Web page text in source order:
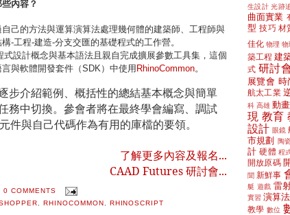
內容？
己的方法與運算演算法處理幾何體的建築師、工程師與
構-工程-建造-分支交匯的基礎程式的工作營。
式設計概念與基本語法且親自完成擴展參數工具集，這個
與軟體開發套件（SDK ）中使用 RhinoCommon。
步介紹範例、概括性的總結基本概念與簡單
務中切換。參會者將在最終學會編寫、調試
件與自己代碼作為有用的庫檔的要領。
了解更多內容及報名...
CAAD Futures 研討會...
0 COMMENTS
, RHINOCOMMON, RHINOSCRIPT
生設計 光跡
曲面實業
型 技巧 材
佳化 物理 物
築工程 建
式 研討
展覽會 時
航太工業
科 高雄 動畫
現 教育
設計 眼鏡
市規劃
陶瓷
計 硬體 程
開放原碼
聞 新鮮事
艇 遊戲 雷
實習 演算法
教學 數位